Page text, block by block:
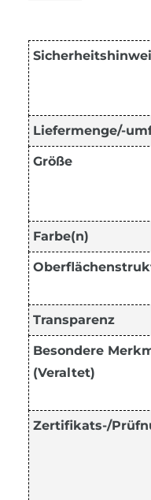
Liefermenge/-
Größe
Farbe(n)
Transparenz
Besondere
(Veraltet)
Zertifikats-/